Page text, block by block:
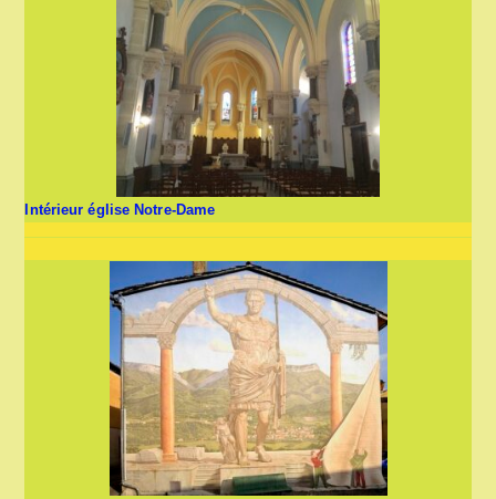
Intérieur église Notre-Dame